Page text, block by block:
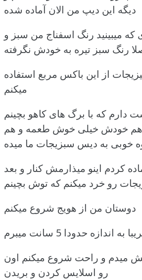
دیگه این دیپ من الان آماده شده
میبینید رنگ اسفناج من سبز و
رنگ سبز تیره به خودش نگرفته
از این باکس مربع استفاده
میکنم
که با برگ های کاهو بچینم
هم خودش خیلی خوش طعمه و هم
خوبی به دیس سبزیجات ما میده
کردم اینو میذارمش کنار و بعد
رو خرد میکنم که توش بچینم
دوستان من از هویج شروع میکنم
به اندازه حدودا 5 سانت میبرم
میدم و راحت شروع میکنم اون
رو اسلایس کردن و بریدن